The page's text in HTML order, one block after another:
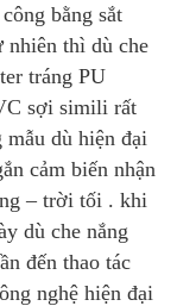
bằng sắt
nhiên thì dù che
tráng PU
sợi simili rất
dù hiện đại
cảm biến nhận
– trời tối . khi
dù che nắng
đến thao tác
nghệ hiện đại